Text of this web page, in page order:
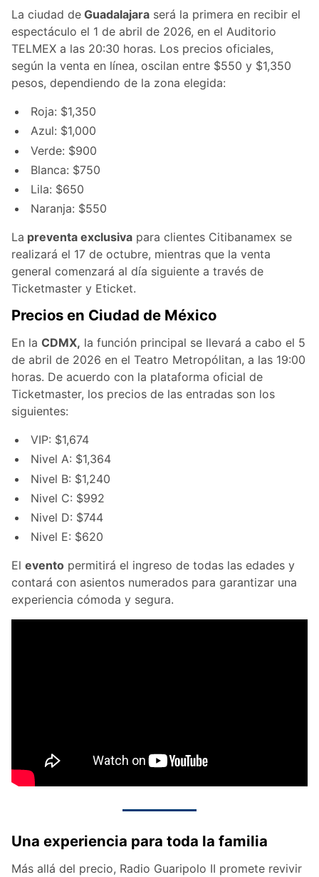
La ciudad de Guadalajara será la primera en recibir el
espectáculo el 1 de abril de 2026, en el Auditorio
TELMEX a las 20:30 horas. Los precios oficiales,
según la venta en línea, oscilan entre $550 y $1,350
pesos, dependiendo de la zona elegida:
Roja: $1,350
Azul: $1,000
Verde: $900
Blanca: $750
Lila: $650
Naranja: $550
La preventa exclusiva para clientes Citibanamex se
realizará el 17 de octubre, mientras que la venta
general comenzará al día siguiente a través de
Ticketmaster y Eticket.
Precios en Ciudad de México
En la CDMX, la función principal se llevará a cabo el 5
de abril de 2026 en el Teatro Metropólitan, a las 19:00
horas. De acuerdo con la plataforma oficial de
Ticketmaster, los precios de las entradas son los
siguientes:
VIP: $1,674
Nivel A: $1,364
Nivel B: $1,240
Nivel C: $992
Nivel D: $744
Nivel E: $620
El evento permitirá el ingreso de todas las edades y
contará con asientos numerados para garantizar una
experiencia cómoda y segura.
Una experiencia para toda la familia
Más allá del precio, Radio Guaripolo II promete revivir